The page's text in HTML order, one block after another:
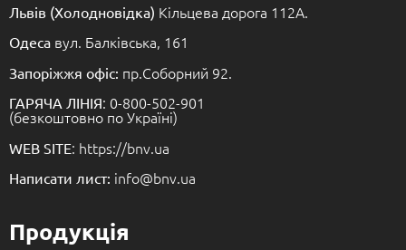
Львів (Холодновідка) Кільцева дорога 112А.
Одеса вул. Балківська, 161
Запоріжжя офіс: пр.Соборний 92.
ГАРЯЧА ЛІНІЯ: 0-800-502-901
(безкоштовно по Україні)
WEB SITE: https://bnv.ua
Написати лист: info@bnv.ua
Продукція